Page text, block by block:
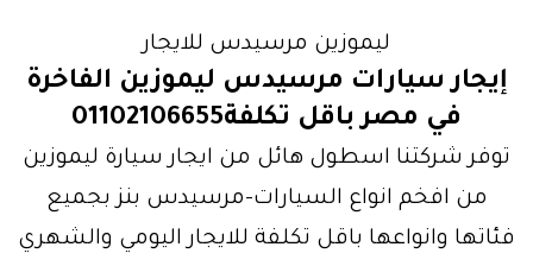
ليموزين مرسيدس للايجار
إيجار سيارات مرسيدس ليموزين الفاخرة
في مصر باقل تكلفة01102106655
توفر شركتنا اسطول هائل من ايجار سيارة ليموزين
من افخم انواع السيارات-مرسيدس بنز بجميع
فئاتها وانواعها باقل تكلفة للايجار اليومي والشهري